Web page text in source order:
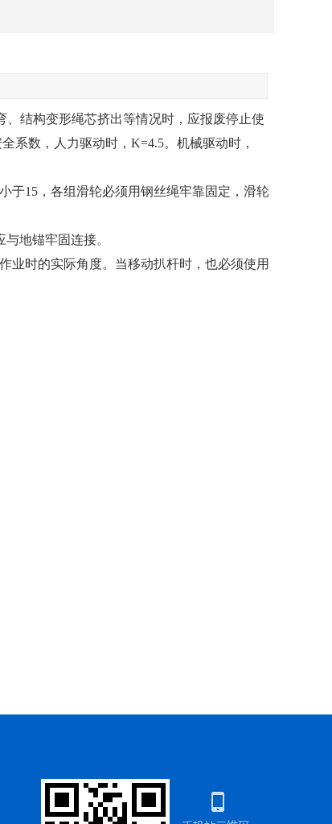
结构变形绳芯挤出等情况时，应报废停止使
系数，人力驱动时，K=4.5。机械驱动时，
15，各组滑轮必须用钢丝绳牢靠固定，滑轮
地锚牢固连接。
时的实际角度。当移动扒杆时，也必须使用